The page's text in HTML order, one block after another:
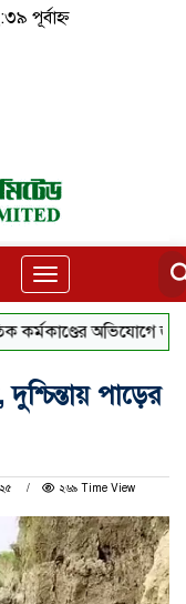
পূর্বাহ্ন
Toggle
navigation
অভিযোগে জামায়াত
পাড়ের
২৬৯ Time View